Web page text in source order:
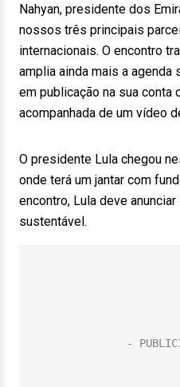
Nahyan, presidente dos
nossos três principais
internacionais. O encontro
amplia ainda mais a agenda
em publicação na sua conta
acompanhada de um vídeo
O presidente Lula chegou
onde terá um jantar com
encontro, Lula deve
sustentável.